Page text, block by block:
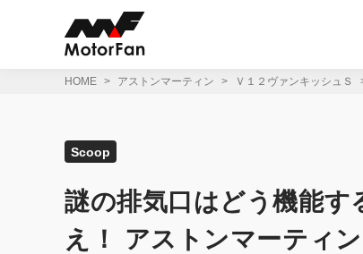
HOME アストンマーティン Ｖ１２ヴァンキッシュＳ
Scoop
謎の排気口はどう機能
え！ アストンマーティ